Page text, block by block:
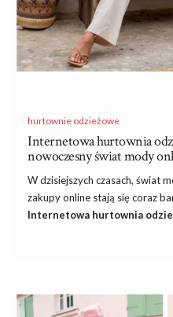
hurtownie odzieżowe
Internetowa hurtownia
nowoczesny świat mody
W dzisiejszych czasach, świat
zakupy online stają się coraz
Internetowa hurtownia
innowacją.